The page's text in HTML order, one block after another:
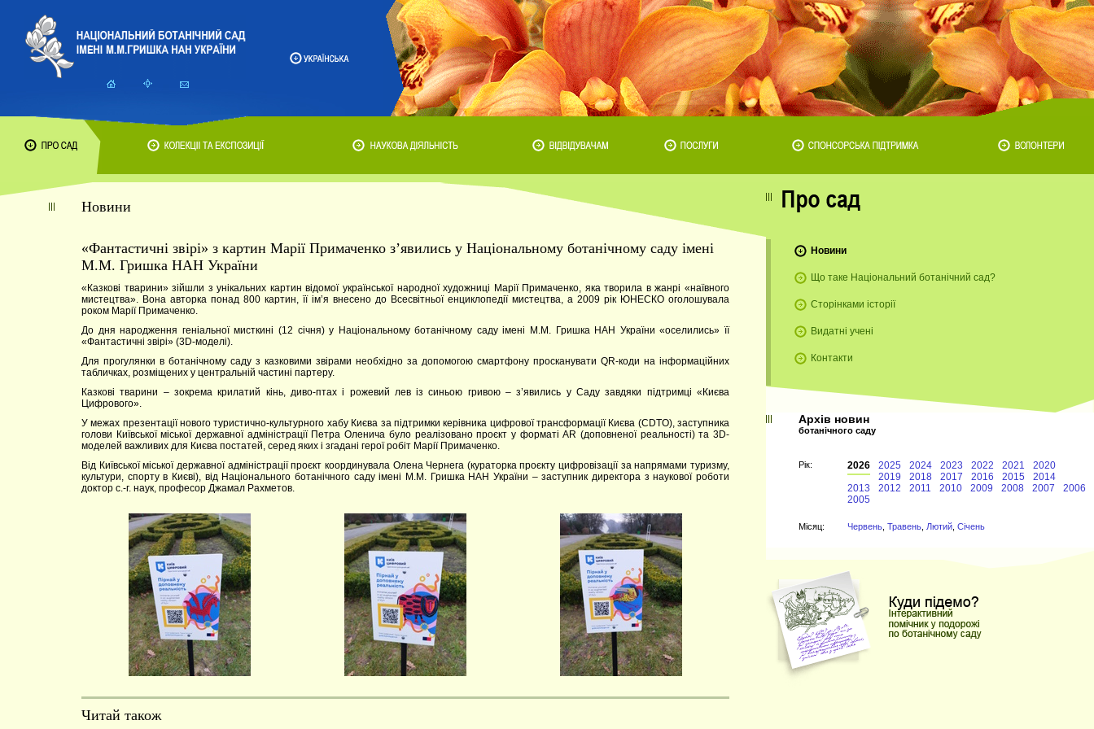
Новини
«Фантастичні звірі» з картин Марії Примаченко з’явились у Національному ботанічному саду імені
М.М. Гришка НАН України
«Казкові тварини» зійшли з унікальних картин відомої української народної художниці Марії Примаченко, яка творила в жанрі «наївного
мистецтва». Вона авторка понад 800 картин, її ім’я внесено до Всесвітньої енциклопедії мистецтва, а 2009 рік ЮНЕСКО оголошувала
роком Марії Примаченко.
До дня народження геніальної мисткині (12 січня) у Національному ботанічному саду імені М.М. Гришка НАН України «оселились» її
«Фантастичні звірі» (3D-моделі).
Для прогулянки в ботанічному саду з казковими звірами необхідно за допомогою смартфону просканувати QR-коди на інформаційних
табличках, розміщених у центральній частині партеру.
Казкові тварини – зокрема крилатий кінь, диво-птах і рожевий лев із синьою гривою – з’явились у Саду завдяки підтримці «Києва
Цифрового».
У межах презентації нового туристично-культурного хабу Києва за підтримки керівника цифрової трансформації Києва (CDTO), заступника
голови Київської міської державної адміністрації Петра Оленича було реалізовано проєкт у форматі AR (доповненої реальності) та 3D-
моделей важливих для Києва постатей, серед яких і згадані герої робіт Марії Примаченко.
Від Київської міської державної адміністрації проєкт координувала Олена Чернега (кураторка проєкту цифровізації за напрямами туризму,
культури, спорту в Києві), від Національного ботанічного саду імені М.М. Гришка НАН України – заступник директора з наукової роботи
доктор с.-г. наук, професор Джамал Рахметов.
Читай також
Новини
Що таке Національний ботанічний сад?
Сторінками історії
Видатні учені
Контакти
Архів новин
ботанічного саду
Рiк: 2026 2025 2024 2023 2022 2021
2020
2019
2018 2017 2016 2015
2014
2013
2012 2011 2010 2009 2008 2007
2006
2005
Мiсяц: Червень Травень Лютий Січень